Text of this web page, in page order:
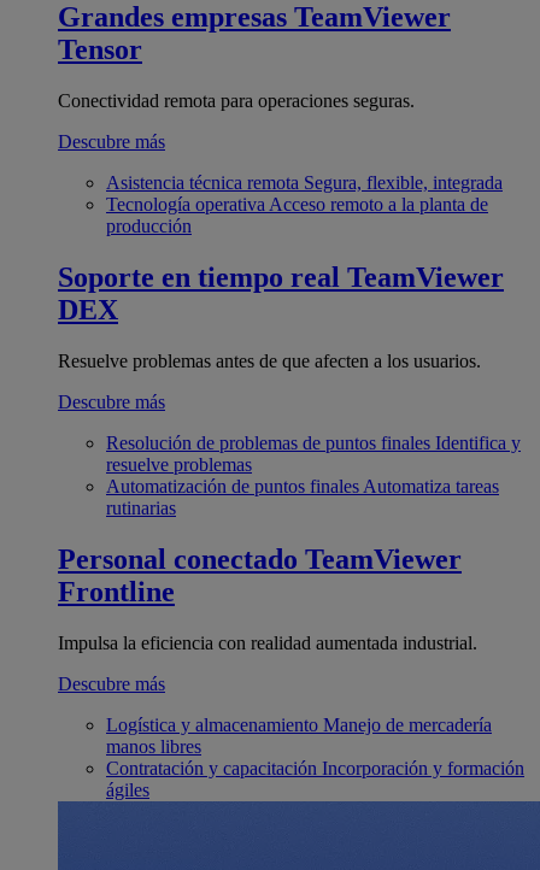
Grandes empresas TeamViewer
Tensor
Conectividad remota para operaciones seguras.
Descubre más
Asistencia técnica remota Segura, flexible, integrada
Tecnología operativa Acceso remoto a la planta de
producción
Soporte en tiempo real TeamViewer
DEX
Resuelve problemas antes de que afecten a los usuarios.
Descubre más
Resolución de problemas de puntos finales Identifica y
resuelve problemas
Automatización de puntos finales Automatiza tareas
rutinarias
Personal conectado TeamViewer
Frontline
Impulsa la eficiencia con realidad aumentada industrial.
Descubre más
Logística y almacenamiento Manejo de mercadería
manos libres
Contratación y capacitación Incorporación y formación
ágiles